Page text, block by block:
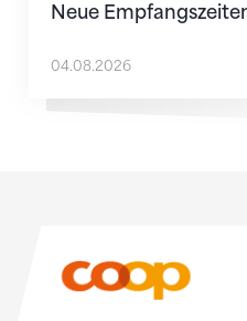
Neue
04.08.2026